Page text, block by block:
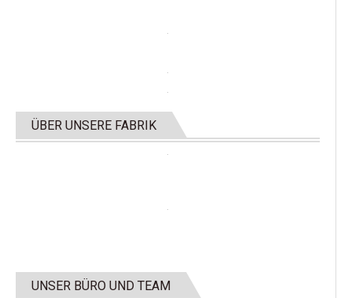
ÜBER UNSERE FABRIK
UNSER BÜRO UND TEAM